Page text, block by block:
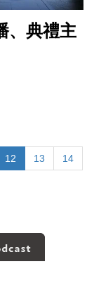
、典禮主
12 13 14